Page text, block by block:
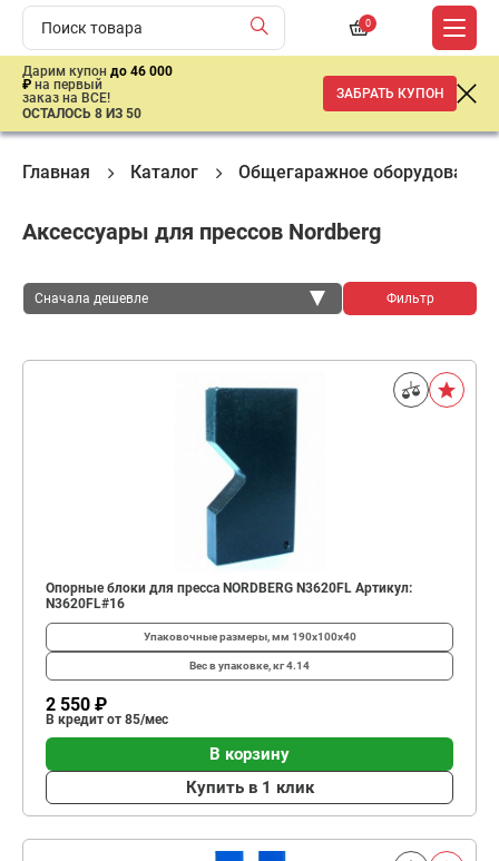
0
Дарим купон до 46 000
₽ на первый
заказ на ВСЕ!
ОСТАЛОСЬ 8 ИЗ 50
ЗАБРАТЬ КУПОН
Главная Каталог Общегаражное оборудование
Аксессуары для прессов Nordberg
Сначала дешевле Фильтр
Опорные блоки для пресса NORDBERG N3620FL Артикул:
N3620FL#16
Упаковочные размеры, мм 190х100x40
Вес в упаковке, кг4.14
2 550 ₽
В кредит от 85/мес
В корзину
Купить в 1 клик